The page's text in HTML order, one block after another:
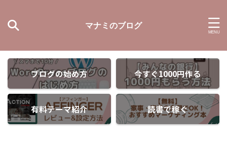
マナミのブログ
ブログの始め方 今すぐ1000円作る
有料テーマ紹介 読書で稼ぐ